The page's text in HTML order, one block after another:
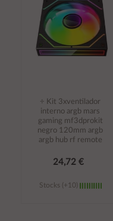
÷ Kit 3xventilador
interno argb mars
gaming mf3dprokit
negro 120mm argb
argb hub rf remote
24,72 €
Stocks (+10)